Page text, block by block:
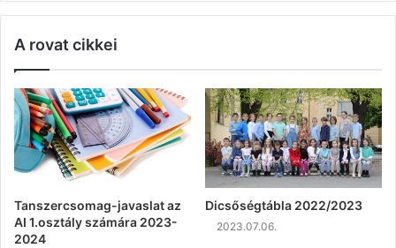
A rovat cikkei
Tanszercsomag-javaslat az
AI 1.osztály számára 2023-
2024
Dicsőségtábla 2022/2023
2023.07.06.